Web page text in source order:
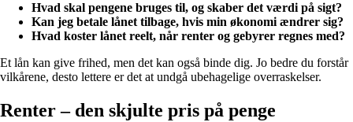
Hvad skal pengene bruges til, og skaber det værdi på sigt?
Kan jeg betale lånet tilbage, hvis min økonomi ændrer sig?
Hvad koster lånet reelt, når renter og gebyrer regnes med?
Et lån kan give frihed, men det kan også binde dig. Jo bedre du forstår
vilkårene, desto lettere er det at undgå ubehagelige overraskelser.
Renter – den skjulte pris på penge